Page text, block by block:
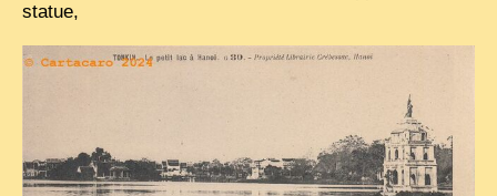
CLOSE-UP
NEWSLETTERS
DÊ THAM
statue,